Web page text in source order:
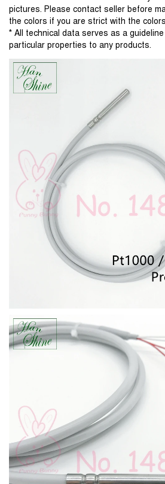
pictures. Please contact seller before
the colors if you are strict with the
* All technical data serves as a
particular properties to any products.